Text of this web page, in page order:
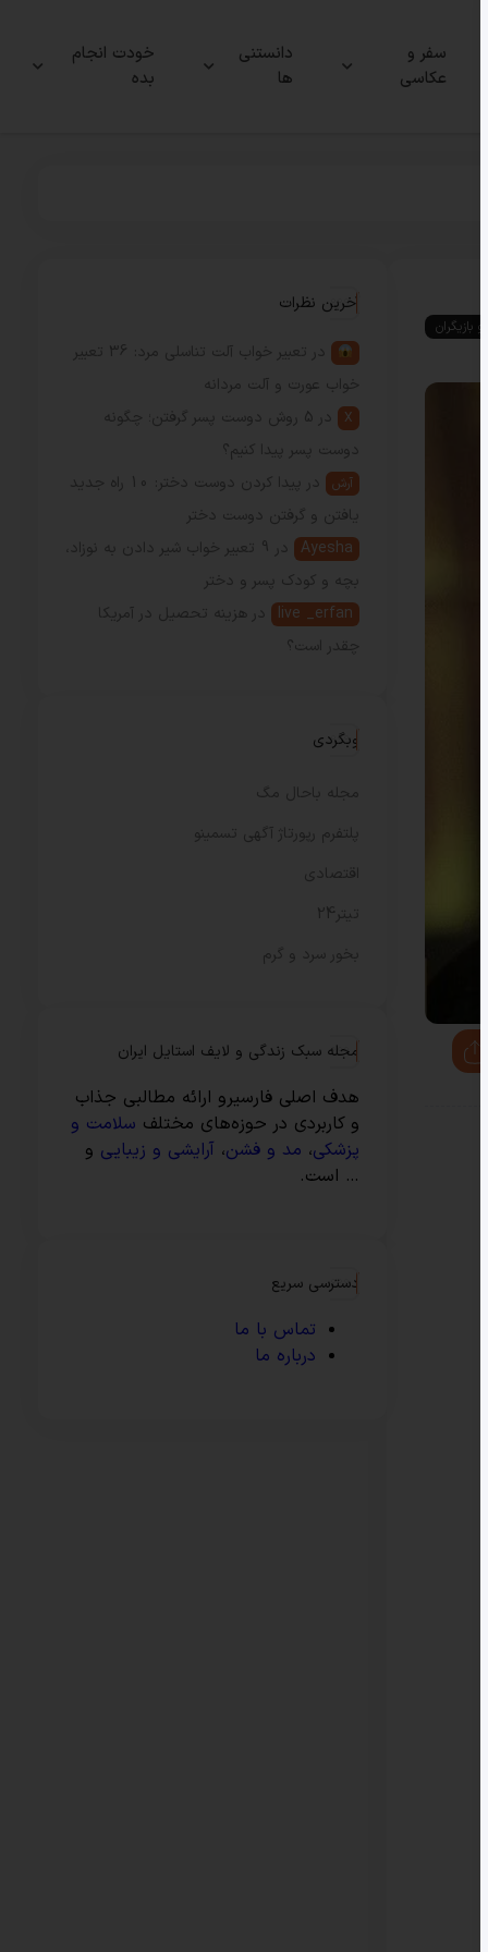
سفر و
عکاسی
دانستنی
ها
خودت انجام
بده
و بازیگران
آخرین نظرات
در
تعبیر خواب آلت تناسلی مرد: 36 تعبیر
خواب عورت و آلت مردانه
X در
5 روش دوست پسر گرفتن؛ چگونه
دوست پسر پیدا کنیم؟
آرش در
پیدا کردن دوست دختر: 10 راه جدید
یافتن و گرفتن دوست دختر
Ayesha
در
9 تعبیر خواب شیر دادن به نوزاد،
بچه و کودک پسر و دختر
live _erfan
در
هزینه تحصیل در آمریکا
چقدر است؟
وبگردی
مجله باحال مگ
پلتفرم رپورتاژ آگهی تسمینو
اقتصادی
تیتر24
بخور سرد و گرم
مجله سبک زندگی و لایف استایل ایران
هدف اصلی فارسیرو ارائه مطالبی جذاب
و کاربردی در حوزه‌های مختلف سلامت و
پزشکی، مد و فشن، آرایشی و زیبایی و
… است.
دسترسی سریع
تماس با ما
درباره ما